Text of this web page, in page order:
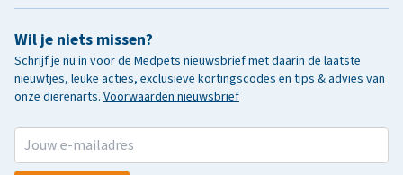
Wil je niets missen?
Schrijf je nu in voor de Medpets nieuwsbrief met daarin de laatste
nieuwtjes, leuke acties, exclusieve kortingscodes en tips & advies van
onze dierenarts. Voorwaarden nieuwsbrief